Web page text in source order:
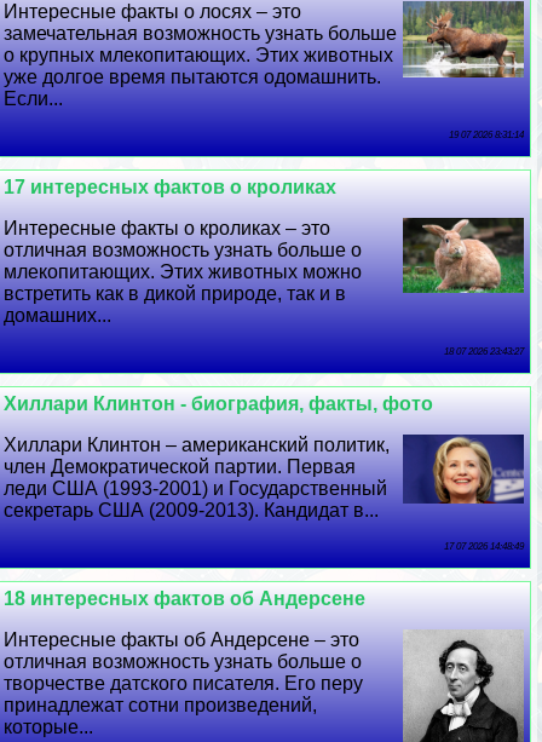
Интересные факты о лосях – это
замечательная возможность узнать больше
о крупных млекопитающих. Этих животных
уже долгое время пытаются одомашнить.
Если...
19 07 2026 8:31:14
17 интересных фактов о кроликах
Интересные факты о кроликах – это
отличная возможность узнать больше о
млекопитающих. Этих животных можно
встретить как в дикой природе, так и в
домашних...
18 07 2026 23:43:27
Хиллари Клинтон - биография, факты, фото
Хиллари Клинтон – американский политик,
члeн Демократической партии. Первая
леди США (1993-2001) и Государственный
секретарь США (2009-2013). Кандидат в...
17 07 2026 14:48:49
18 интересных фактов об Андерсене
Интересные факты об Андерсене – это
отличная возможность узнать больше о
творчестве датского писателя. Его перу
принадлежат сотни произведений,
которые...